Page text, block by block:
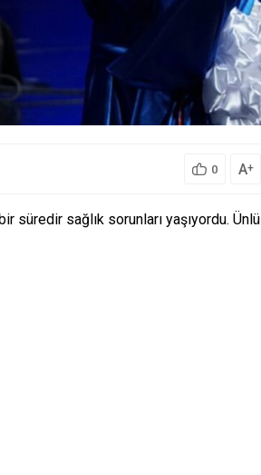
0 A+
süredir sağlık sorunları yaşıyordu. Ünlü